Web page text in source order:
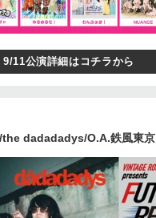
9/11公演詳細はコチラから
dadadadys/O.A.鉄風東京